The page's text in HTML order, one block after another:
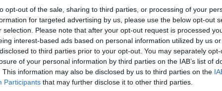
opt-out of the sale, sharing to third parties, or processing of your
for targeted advertising by us, please use the below opt-out
selection. Please note that after your opt-out request is processed
interest-based ads based on personal information utilized by us
to third parties prior to your opt-out. You may separately
of your personal information by third parties on the IAB’s list of
This information may also be disclosed by us to third parties on the
Participants that may further disclose it to other third parties.